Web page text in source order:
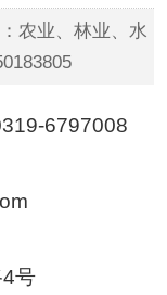
农业、林业、水
6797008
号